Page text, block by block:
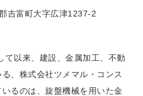
吉富町大字広津1237-2
て以来、建設、金属加工、不動
、株式会社ツメマル・コンス
るのは、旋盤機械を用いた金